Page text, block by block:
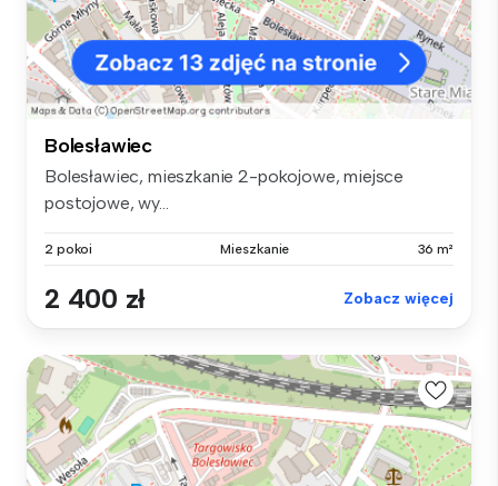
Bolesławiec
Bolesławiec, mieszkanie 2-pokojowe, miejsce
postojowe, wy...
2 pokoi Mieszkanie 36 m²
2 400 zł Zobacz więcej